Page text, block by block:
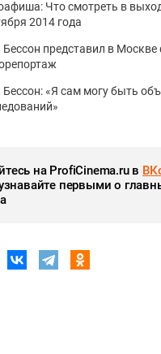
Что смотреть в
2014 года
представил в
«Я сам могу быть
на ProfiCinema.ru в
первыми о